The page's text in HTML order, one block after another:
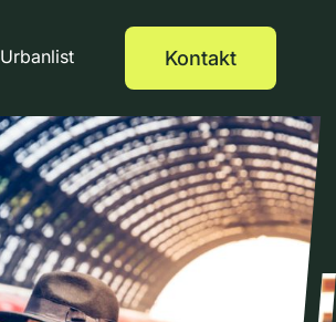
Urbanlist Kontakt